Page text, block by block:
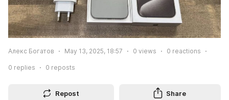
Алекс Богатов May 13, 2025, 18:57 0 views 0 reactions
0 replies 0 reposts
Repost Share